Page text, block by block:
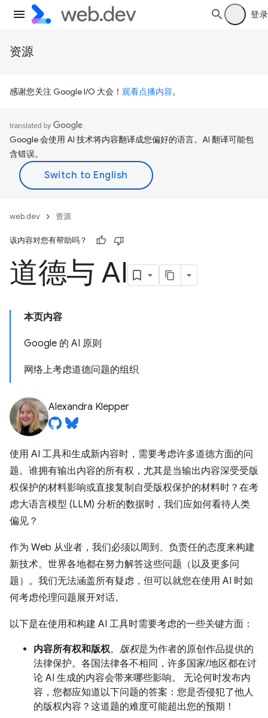
登录
资源
感谢您关注 Google I/O 大会！ 观看点播内容。
Google 会使用 AI 技术将内容翻译成您偏好的语言。AI 翻译可能包
含错误。
web.dev 资源
该内容对您有帮助吗？
道德与 AI
本页内容
Google 的 AI 原则
网络上考虑道德问题的组织
Alexandra Klepper
使用 AI 工具和生成新内容时，需要考虑许多道德方面的问
题。谁拥有输出内容的所有权，尤其是当输出内容深受受版
权保护的材料影响或直接复制自受版权保护的材料时？在考
虑大语言模型 (LLM) 分析的数据时，我们应如何看待人类
偏见？
作为 Web 从业者，我们必须以周到、负责任的态度来构建
新技术。世界各地都在努力解答这些问题（以及更多问
题）。我们无法涵盖所有疑虑，但可以就您在使用 AI 时如
何考虑伦理问题展开对话。
以下是在使用和构建 AI 工具时需要考虑的一些关键方面：
内容所有权和版权。 版权是为作者的原创作品提供的
法律保护。各国法律各不相同，许多国家/地区都在讨
论 AI 生成的内容会带来哪些影响。 无论何时发布内
容，您都应知道以下问题的答案：您是否侵犯了他人
的版权内容？这道题的难度可能超出您的预期！